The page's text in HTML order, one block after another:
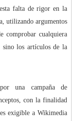
falta de rigor en la
utilizando argumentos
comprobar cualquiera
los artículos de la
una campaña de
con la finalidad
exigible a Wikimedia